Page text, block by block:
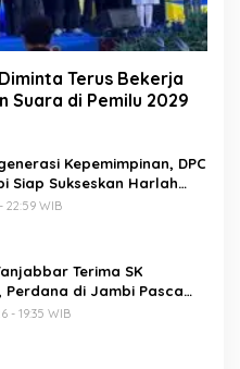
Terus Bekerja
Suara di Pemilu 2029
Kepemimpinan, DPC
Siap Sukseskan Harlah
22:59 WIB
Terima SK
Perdana di Jambi Pasca
- 19:35 WIB